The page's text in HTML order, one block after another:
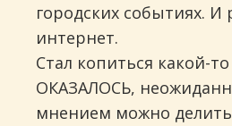
городских событиях.
интернет.
Стал копиться какой-
ОКАЗАЛОСЬ,
мнением можно